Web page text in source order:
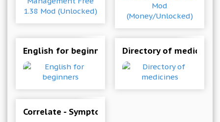
English for beginners Directory of medicines
Correlate - Symptoms Diary And Habits Tracker